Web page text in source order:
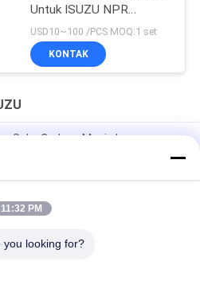
Untuk ISUZU NPR
4HG1T Model baru 8-
98209745-0
USD10~100 /PCS MOQ:1 set
KONTAK
Suku Cadang Mesin Isuzu
6SD1 Suku Cadang Mesin
Gasket Suku Cadang Mesin
11:32 PM
you looking for?